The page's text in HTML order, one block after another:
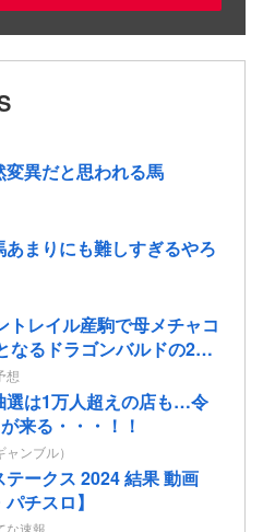
変異だと思われる馬
あまりにも難しすぎるやろ
トレイル産駒で母メチャコ
なるドラゴンバルドの2歳
想
選は1万人超えの店も…令
来る・・・！！
ンブル）
ークス 2024 結果 動画
パチスロ】
な速報